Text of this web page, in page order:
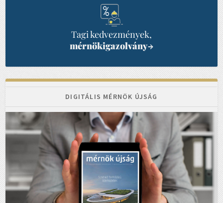
Tagi kedvezmények,
mérnökigazolvány→
DIGITÁLIS MÉRNÖK ÚJSÁG